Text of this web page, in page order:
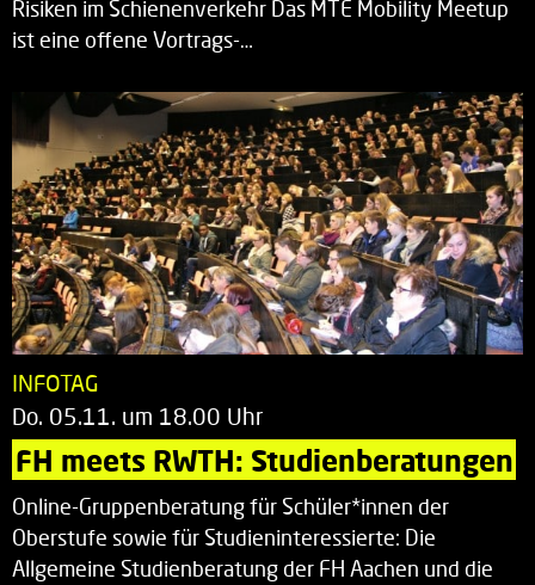
Risiken im Schienenverkehr Das MTE Mobility Meetup
ist eine offene Vortrags-…
INFOTAG
Do. 05.11. um 18.00 Uhr
FH meets RWTH: Studienberatungen
Online-Gruppenberatung für Schüler*innen der
Oberstufe sowie für Studieninteressierte: Die
Allgemeine Studienberatung der FH Aachen und die